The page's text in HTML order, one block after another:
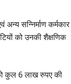
सन्निर्माण कर्मकार
को उनकी शैक्षणिक
कुल 6 लाख रुपए की